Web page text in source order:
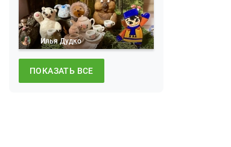
Илья Дудко
ПОКАЗАТЬ ВСЕ